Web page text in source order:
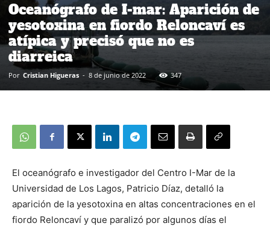
Oceanógrafo de I-mar: Aparición de
yesotoxina en fiordo Reloncaví es
atípica y precisó que no es
diarreica
Por Cristian Higueras - 8 de junio de 2022 347
El oceanógrafo e investigador del Centro I-Mar de la
Universidad de Los Lagos, Patricio Díaz, detalló la
aparición de la yesotoxina en altas concentraciones en el
fiordo Reloncaví y que paralizó por algunos días el